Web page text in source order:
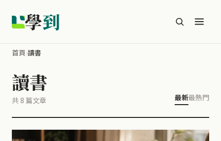
學到
首頁›讀書
讀書
共 8 篇文章 最新最熱門